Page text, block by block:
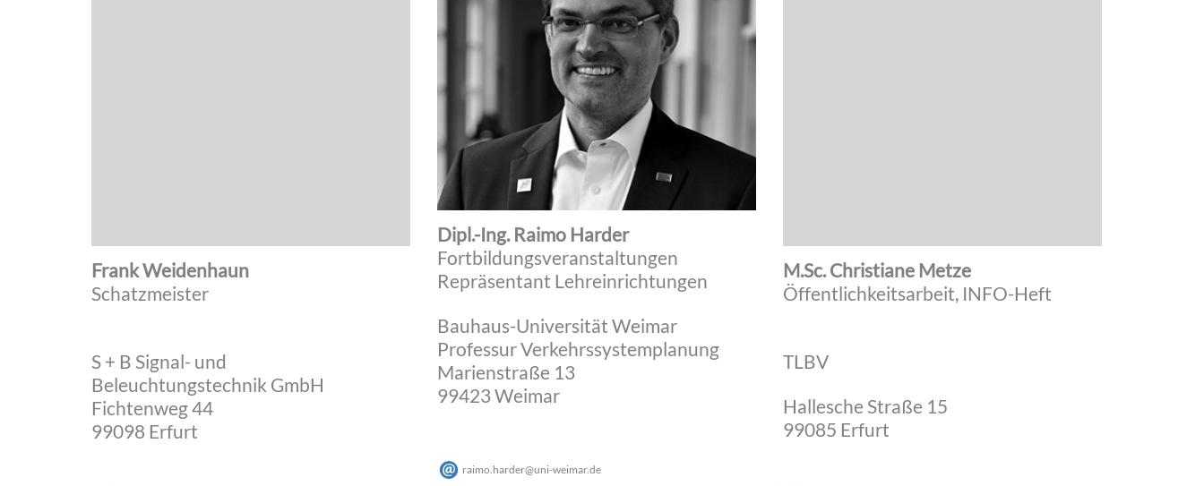
Frank Weidenhaun
Schatzmeister
S + B Signal- und
Beleuchtungstechnik GmbH
Fichtenweg 44
99098 Erfurt
Dipl.-Ing. Raimo Harder
Fortbildungsveranstaltungen
Repräsentant Lehreinrichtungen
Bauhaus-Universität Weimar
Professur Verkehrssystemplanung
Marienstraße 13
99423 Weimar
raimo.harder@uni-weimar.de
M.Sc. Christiane Metze
Öffentlichkeitsarbeit, INFO-Heft
TLBV
Hallesche Straße 15
99085 Erfurt